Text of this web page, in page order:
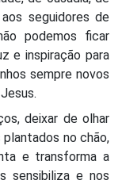
seguidores de
podemos ficar
e inspiração para
sempre novos
deixar de olhar
no chão,
e transforma a
sensibiliza e nos